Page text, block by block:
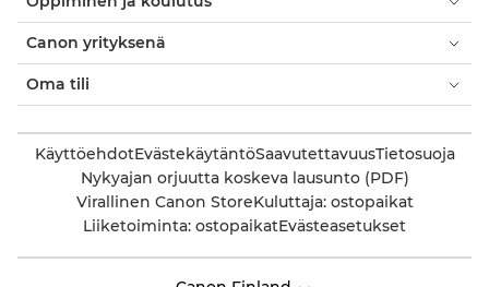
Canon yrityksenä
Oma tili
KäyttöehdotEvästekäytäntöSaavutettavuusTietosuoja
Nykyajan orjuutta koskeva lausunto (PDF)
Virallinen Canon StoreKuluttaja: ostopaikat
Liiketoiminta: ostopaikatEvästeasetukset